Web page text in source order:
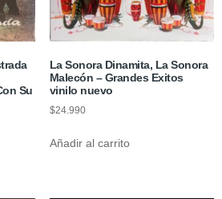
Su
La Sonora Dinamita, La Sonora
Malecón – Grandes Exitos
vinilo nuevo
$24.990
Añadir al carrito